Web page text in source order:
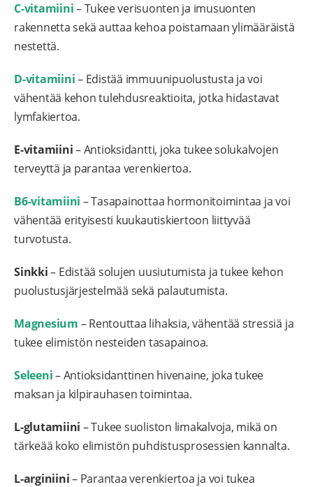
C-vitamiini– Tukee verisuonten ja imusuonten
rakennetta sekä auttaa kehoa poistamaan ylimääräistä
nestettä.
D-vitamiini– Edistää immuunipuolustusta ja voi
vähentää kehon tulehdusreaktioita, jotka hidastavat
lymfakiertoa.
E-vitamiini– Antioksidantti, joka tukee solukalvojen
terveyttä ja parantaa verenkiertoa.
B6-vitamiini – Tasapainottaa hormonitoimintaa ja voi
vähentää erityisesti kuukautiskiertoon liittyvää
turvotusta.
Sinkki– Edistää solujen uusiutumista ja tukee kehon
puolustusjärjestelmää sekä palautumista.
Magnesium – Rentouttaa lihaksia, vähentää stressiä ja
tukee elimistön nesteiden tasapainoa.
Seleeni– Antioksidanttinen hivenaine, joka tukee
maksan ja kilpirauhasen toimintaa.
L-glutamiini – Tukee suoliston limakalvoja, mikä on
tärkeää koko elimistön puhdistusprosessien kannalta.
L-arginiini– Parantaa verenkiertoa ja voi tukea